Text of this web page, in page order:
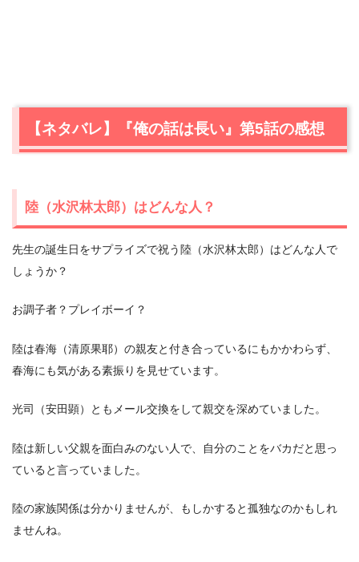
【ネタバレ】『俺の話は長い』第5話の感想
陸（水沢林太郎）はどんな人？
先生の誕生日をサプライズで祝う陸（水沢林太郎）はどんな人で
しょうか？
お調子者？プレイボーイ？
陸は春海（清原果耶）の親友と付き合っているにもかかわらず、
春海にも気がある素振りを見せています。
光司（安田顕）ともメール交換をして親交を深めていました。
陸は新しい父親を面白みのない人で、自分のことをバカだと思っ
ていると言っていました。
陸の家族関係は分かりませんが、もしかすると孤独なのかもしれ
ませんね。